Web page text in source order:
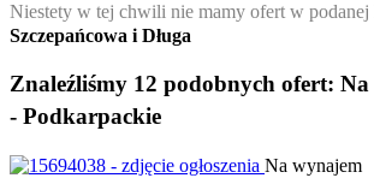
Niestety w tej chwili nie mamy ofert w podanej
Szczepańcowa i Długa
Znaleźliśmy 12 podobnych ofert:
- Podkarpackie
Na wynajem